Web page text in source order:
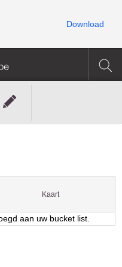
Kaart
aan uw bucket list.
Download